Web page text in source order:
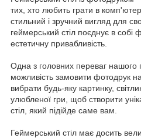
тих, хто любить грати в
стильний і зручний вигляд для
геймерський стіл поєднує в собі
естетичну привабливість.
Одна з головних переваг нашого
можливість замовити фотодрук
вибрати будь-яку картинку,
улюбленої гри, щоб створити
стіл, який підійде саме вам.
Геймерський стіл має досить